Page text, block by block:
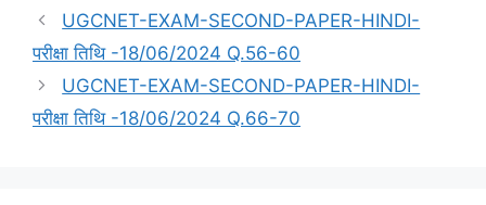
UGCNET-EXAM-SECOND-PAPER-HINDI-
परीक्षा तिथि -18/06/2024 Q.56-60
UGCNET-EXAM-SECOND-PAPER-HINDI-
परीक्षा तिथि -18/06/2024 Q.66-70